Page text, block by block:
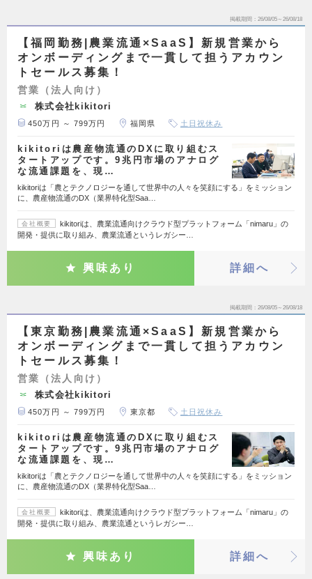
掲載期間 26/08/05～26/08/18
【福岡勤務|農業流通×SaaS】新規営業から
オンボーディングまで一貫して担うアカウン
トセールス募集！
営業（法人向け）
株式会社kikitori
450万円 ～ 799万円 福岡県 土日祝休み
kikitoriは農産物流通のDXに取り組むス
タートアップです。9兆円市場のアナログ
な流通課題を、現…
kikitoriは「農とテクノロジーを通して世界中の人々を笑顔にする」をミッション
に、農産物流通のDX（業界特化型Saa…
会社概要
kikitoriは、農業流通向けクラウド型プラットフォーム「nimaru」の
開発・提供に取り組み、農業流通というレガシー…
興味あり 詳細へ
掲載期間 26/08/05～26/08/18
【東京勤務|農業流通×SaaS】新規営業から
オンボーディングまで一貫して担うアカウン
トセールス募集！
営業（法人向け）
株式会社kikitori
450万円 ～ 799万円 東京都 土日祝休み
kikitoriは農産物流通のDXに取り組むス
タートアップです。9兆円市場のアナログ
な流通課題を、現…
kikitoriは「農とテクノロジーを通して世界中の人々を笑顔にする」をミッション
に、農産物流通のDX（業界特化型Saa…
会社概要
kikitoriは、農業流通向けクラウド型プラットフォーム「nimaru」の
開発・提供に取り組み、農業流通というレガシー…
興味あり 詳細へ